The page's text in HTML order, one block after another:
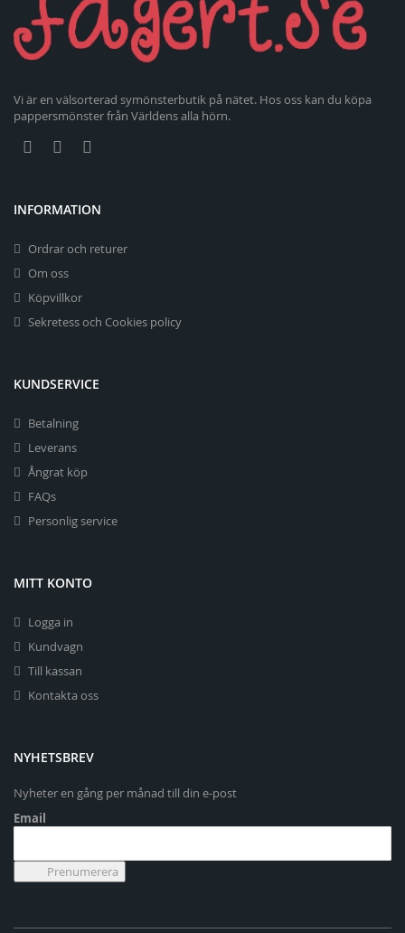
Vi är en välsorterad symönsterbutik på nätet. Hos oss kan du köpa
pappersmönster från Världens alla hörn.
INFORMATION
Ordrar och returer
Om oss
Köpvillkor
Sekretess och Cookies policy
KUNDSERVICE
Betalning
Leverans
Ångrat köp
FAQs
Personlig service
MITT KONTO
Logga in
Kundvagn
Till kassan
Kontakta oss
NYHETSBREV
Nyheter en gång per månad till din e-post
Email